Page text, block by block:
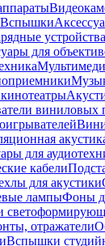
Вспышки
для
виниловых
для
кабели
для акустики
лампыФоны
отражатели
Вспышки